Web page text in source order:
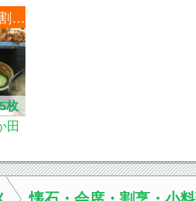
懐石・会席・割烹・小料理
枚
田